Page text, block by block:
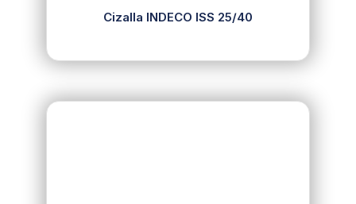
Cizalla INDECO ISS 25/40